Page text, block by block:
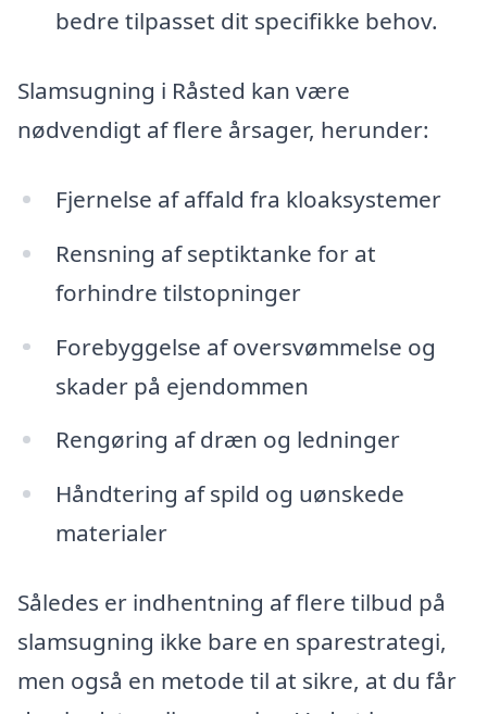
bedre tilpasset dit specifikke behov.
Slamsugning i Råsted kan være
nødvendigt af flere årsager, herunder:
Fjernelse af affald fra kloaksystemer
Rensning af septiktanke for at
forhindre tilstopninger
Forebyggelse af oversvømmelse og
skader på ejendommen
Rengøring af dræn og ledninger
Håndtering af spild og uønskede
materialer
Således er indhentning af flere tilbud på
slamsugning ikke bare en sparestrategi,
men også en metode til at sikre, at du får